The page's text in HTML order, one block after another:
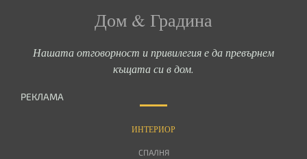
Дом & Градина
Нашата отговорност и привилегия е да превърнем
къщата си в дом.
РЕКЛАМА
ИНТЕРИОР
СПАЛНЯ